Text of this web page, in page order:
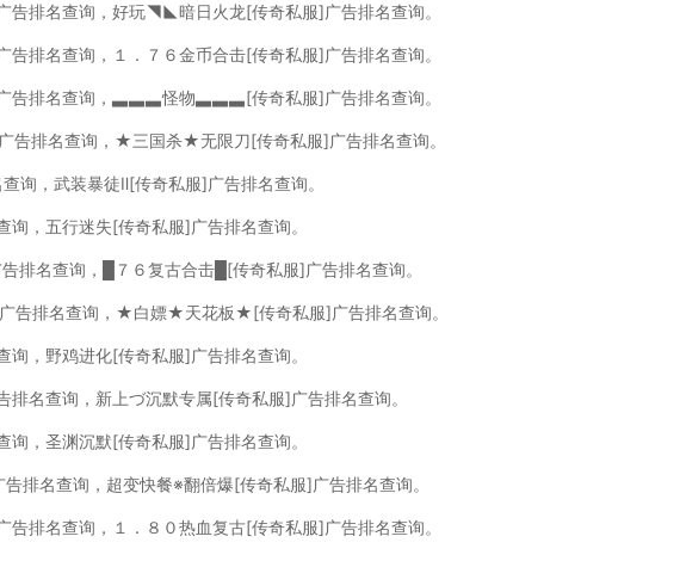
排名查询，好玩◥◣暗日火龙[传奇私服]广告排名查询。
排名查询，１．７６金币合击[传奇私服]广告排名查询。
排名查询，▃▃▃怪物▃▃▃[传奇私服]广告排名查询。
排名查询，★三国杀★无限刀[传奇私服]广告排名查询。
询，武装暴徒Ⅱ[传奇私服]广告排名查询。
，五行迷失[传奇私服]广告排名查询。
排名查询，█７６复古合击█[传奇私服]广告排名查询。
排名查询，★白嫖★天花板★[传奇私服]广告排名查询。
，野鸡进化[传奇私服]广告排名查询。
名查询，新上づ沉默专属[传奇私服]广告排名查询。
，圣渊沉默[传奇私服]广告排名查询。
排名查询，超变快餐※翻倍爆[传奇私服]广告排名查询。
排名查询，１．８０热血复古[传奇私服]广告排名查询。